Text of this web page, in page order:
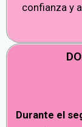
confianza y
Durante el